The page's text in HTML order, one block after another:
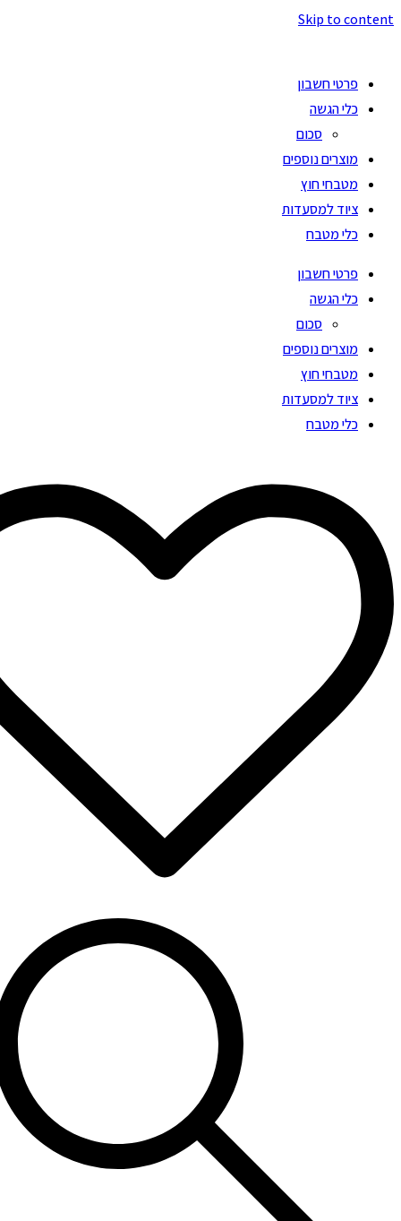
Skip to content
פרטי חשבון
כלי הגשה
סכום
מוצרים נוספים
מטבחי חוץ
ציוד למסעדות
כלי מטבח
פרטי חשבון
כלי הגשה
סכום
מוצרים נוספים
מטבחי חוץ
ציוד למסעדות
כלי מטבח